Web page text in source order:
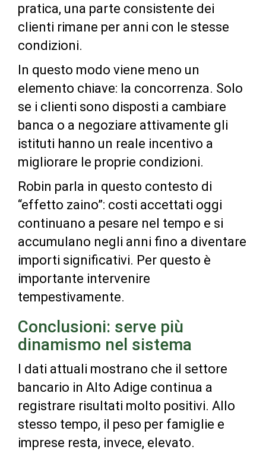
pratica, una parte consistente dei
clienti rimane per anni con le stesse
condizioni.
In questo modo viene meno un
elemento chiave: la concorrenza. Solo
se i clienti sono disposti a cambiare
banca o a negoziare attivamente gli
istituti hanno un reale incentivo a
migliorare le proprie condizioni.
Robin parla in questo contesto di
“effetto zaino”: costi accettati oggi
continuano a pesare nel tempo e si
accumulano negli anni fino a diventare
importi significativi. Per questo è
importante intervenire
tempestivamente.
Conclusioni: serve più
dinamismo nel sistema
I dati attuali mostrano che il settore
bancario in Alto Adige continua a
registrare risultati molto positivi. Allo
stesso tempo, il peso per famiglie e
imprese resta, invece, elevato.